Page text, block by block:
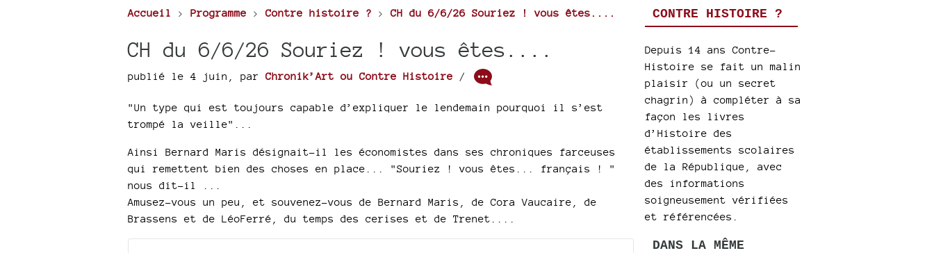
Accueil > Programme >Contre histoire ? >CH du 6/6/26 Souriez ! vous êtes....
CH du 6/6/26 Souriez ! vous êtes....
publié le 4 juin parChronik’Art ou Contre Histoire /
"Un type qui est toujours capable d’expliquer le lendemain pourquoi il s’est
trompé la veille"...
Ainsi Bernard Maris désignait-il les économistes dans ses chroniques farceuses
qui remettent bien des choses en place... "Souriez ! vous êtes... français ! "
nous dit-il ...
Amusez-vous un peu, et souvenez-vous de Bernard Maris, de Cora Vaucaire, de
Brassens et de LéoFerré, du temps des cerises et de Trenet....
CONTRE HISTOIRE ?
Depuis 14 ans Contre-
Histoire se fait un malin
plaisir (ou un secret
chagrin) à compléter à sa
façon les livres
d’Histoire des
établissements scolaires
de la République, avec
des informations
soigneusement vérifiées
et référencées.
DANS LA MÊME